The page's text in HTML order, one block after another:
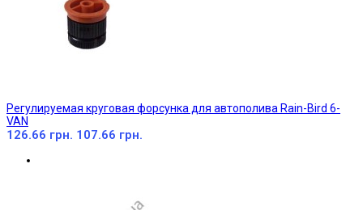
Регулируемая круговая форсунка для автополива Rain-Bird 6-
VAN
126.66 грн. 107.66 грн.